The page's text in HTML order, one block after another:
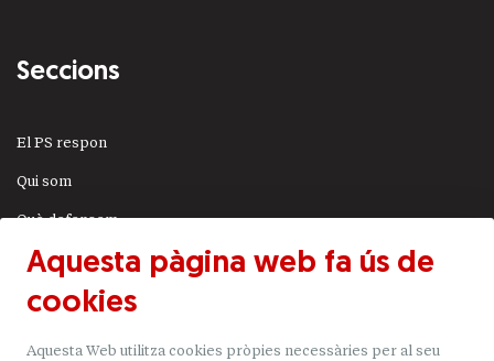
Seccions
El PS respon
Qui som
Què defensem
Actualitat
JSA
Aquesta pàgina web fa ús de
cookies
Aquesta Web utilitza cookies pròpies necessàries per al seu